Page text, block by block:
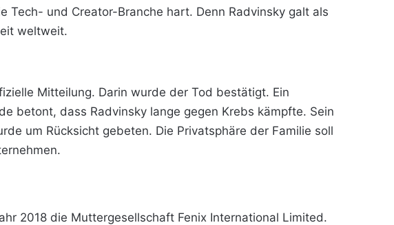
und Creator-Branche hart. Denn Radvinsky galt als
weltweit.
Mitteilung. Darin wurde der Tod bestätigt. Ein
betont, dass Radvinsky lange gegen Krebs kämpfte. Sein
um Rücksicht gebeten. Die Privatsphäre der Familie soll
2018 die Muttergesellschaft Fenix International Limited.